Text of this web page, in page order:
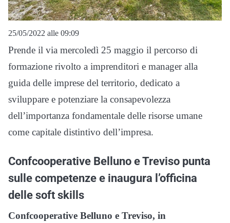
25/05/2022 alle 09:09
Prende il via mercoledì 25 maggio il percorso di
formazione rivolto a imprenditori e manager alla
guida delle imprese del territorio, dedicato a
sviluppare e potenziare la consapevolezza
dell’importanza fondamentale delle risorse umane
come capitale distintivo dell’impresa.
Confcooperative Belluno e Treviso punta
sulle competenze e inaugura l’officina
delle soft skills
Confcooperative Belluno e Treviso, in